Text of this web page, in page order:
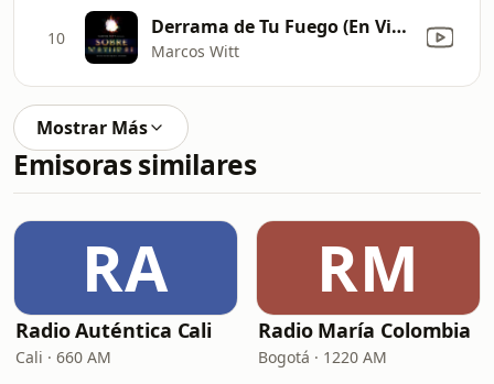
10 Derrama de Tu Fuego (En Vivo)
Marcos Witt
Mostrar Más
Emisoras similares
RA
Radio Auténtica Cali
Cali · 660 AM
RM
Radio María Colombia
Bogotá · 1220 AM